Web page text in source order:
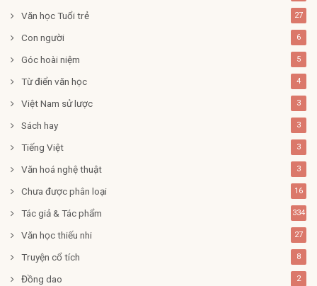
Văn học Tuổi trẻ 27
Con người 6
Góc hoài niệm 5
Từ điển văn học 4
Việt Nam sử lược 3
Sách hay 3
Tiếng Việt 3
Văn hoá nghệ thuật 3
Chưa được phân loại 16
Tác giả & Tác phẩm 334
Văn học thiếu nhi 27
Truyện cổ tích 8
Đồng dao 2